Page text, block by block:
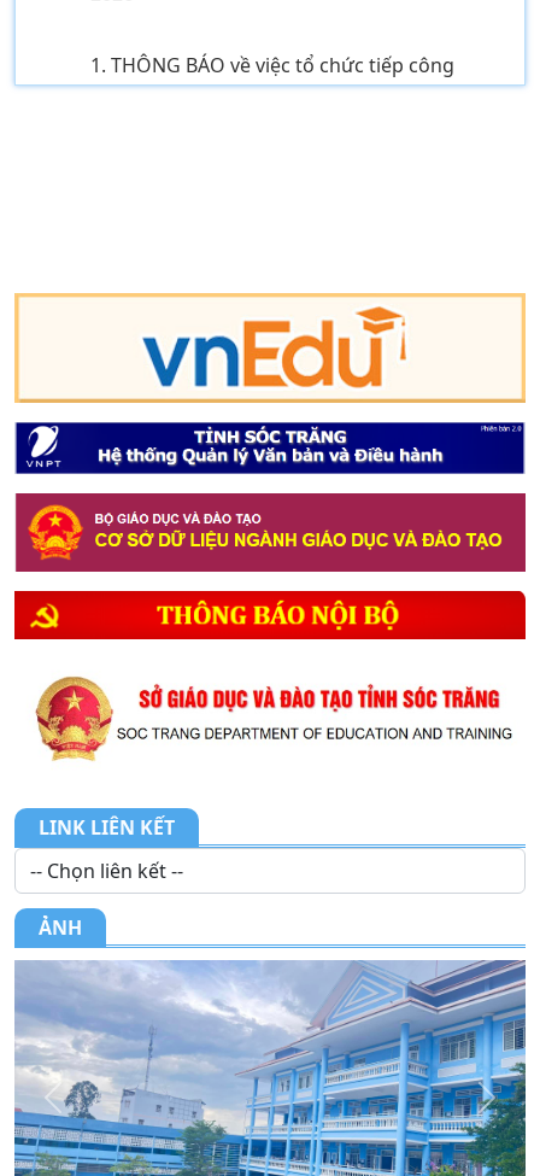
1. THÔNG BÁO về việc tổ chức tiếp công
dân,...
5. Kế hoạch tuyển sinh vào lớp 10 năm học 2...
6. Thông báo V/v tổ chức tiếp công dân, đối...
7. Tầm quan trọng của tài nguyên nước hiện ...
8. CHUYÊN ĐỀ: NHỊP CẦU HÓA HỌC KẾT NỐI
LÝ T...
NÂ...
10. THÔNG BÁO LỊCH TIẾP DÂN THÁNG 4 NĂM
LINK LIÊN KẾT
ẢNH
Previous Next